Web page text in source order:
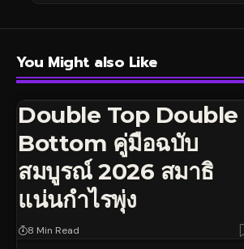
You Might also Like
Double Top Double
Bottom คู่มือฉบับ
สมบูรณ์ 2026 สมาธิ
แน่นกำไรพุ่ง
8 Min Read